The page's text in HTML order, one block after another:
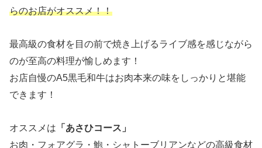
らのお店がオススメ！！
最高級の食材を目の前で焼き上げるライブ感を感じながら
のが至高の料理が愉しめます！
お店自慢のA5黒毛和牛はお肉本来の味をしっかりと堪能
できます！
オススメは 「あさひコース」
お肉・フォアグラ・鮑・シャトーブリアンなどの高級食材